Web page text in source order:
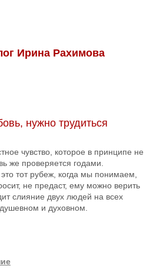
Ирина Рахимова
нужно трудиться
чувство, которое в принципе не
же проверяется годами.
тот рубеж, когда мы понимаем,
не предаст, ему можно верить
слияние двух людей на всех
и духовном.